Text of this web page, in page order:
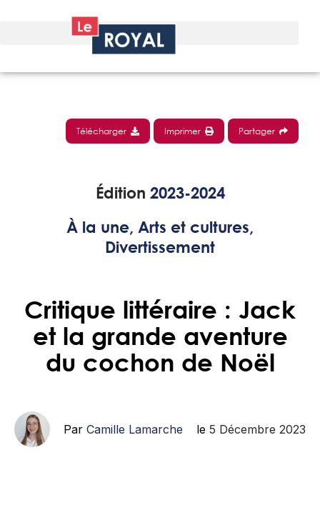
Télécharger Imprimer Partager
Édition 2023-2024
À la une, Arts et cultures,
Divertissement
Critique littéraire : Jack
et la grande aventure
du cochon de Noël
Par Camille Lamarche le 5 Décembre 2023